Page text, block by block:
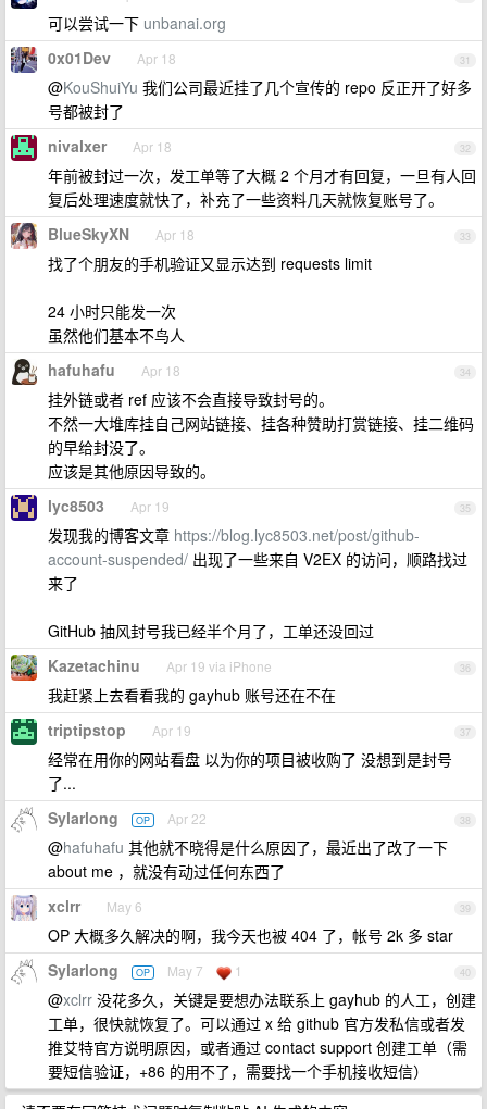
可以尝试一下 unbanai.org
31
0x01Dev Apr 18
@KouShuiYu 我们公司最近挂了几个宣传的 repo 反正开了好多
号都被封了
32
nivalxer Apr 18
年前被封过一次，发工单等了大概 2 个月才有回复，一旦有人回
复后处理速度就快了，补充了一些资料几天就恢复账号了。
33
BlueSkyXN Apr 18
找了个朋友的手机验证又显示达到 requests limit
24 小时只能发一次
虽然他们基本不鸟人
34
hafuhafu Apr 18
挂外链或者 ref 应该不会直接导致封号的。
不然一大堆库挂自己网站链接、挂各种赞助打赏链接、挂二维码
的早给封没了。
应该是其他原因导致的。
35
lyc8503 Apr 19
发现我的博客文章 https://blog.lyc8503.net/post/github-
account-suspended/ 出现了一些来自 V2EX 的访问，顺路找过
来了
GitHub 抽风封号我已经半个月了，工单还没回过
36
Kazetachinu Apr 19 via iPhone
我赶紧上去看看我的 gayhub 账号还在不在
37
triptipstop Apr 19
经常在用你的网站看盘 以为你的项目被收购了 没想到是封号
了...
38
Sylarlong OP Apr 22
@hafuhafu 其他就不晓得是什么原因了，最近出了改了一下
about me ，就没有动过任何东西了
39
xclrr May 6
OP 大概多久解决的啊，我今天也被 404 了，帐号 2k 多 star
40
Sylarlong OP May 7 1
@xclrr 没花多久，关键是要想办法联系上 gayhub 的人工，创建
工单，很快就恢复了。可以通过 x 给 github 官方发私信或者发
推艾特官方说明原因，或者通过 contact support 创建工单（需
要短信验证，+86 的用不了，需要找一个手机接收短信）